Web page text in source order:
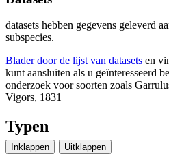
datasets hebben gegevens geleverd
subspecies.
Blader door de lijst van datasets en
kunt aansluiten als u geïnteresseerd
onderzoek voor soorten zoals
Vigors, 1831
Typen
Inklappen Uitklappen